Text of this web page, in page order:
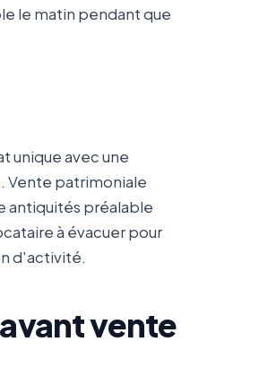
le matin pendant que
unique avec une
Vente patrimoniale
antiquités préalable
à évacuer pour
d'activité.
vente